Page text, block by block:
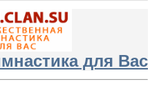
для Вас